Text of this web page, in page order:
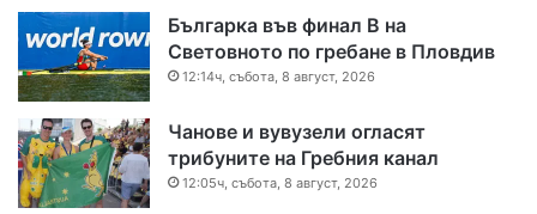
Българка във финал B на
Световното по гребане в Пловдив
12:14ч, събота, 8 август, 2026
Чанове и вувузели огласят
трибуните на Гребния канал
12:05ч, събота, 8 август, 2026